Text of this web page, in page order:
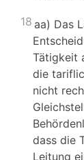
18 aa) Das
Tätigkeit
die
nicht
dass die
Leitung